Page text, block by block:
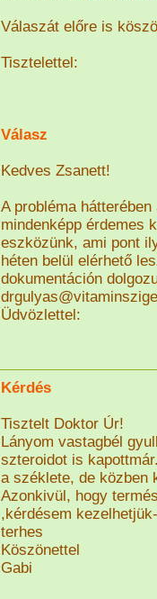
Válaszát előre is
Tisztelettel:
Válasz
Kedves Zsanett!
A probléma
mindenképp érdemes
eszközünk, ami pont
héten belül elérhető
dokumentáción
Üdvözlettel:
Kérdés
Tisztelt Doktor Úr!
Lányom vastagbél
szteroidot is
a széklete, de közben
Azonkivül, hogy
,kérdésem
terhes
Köszönettel
Gabi